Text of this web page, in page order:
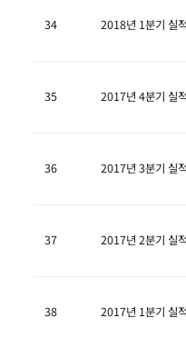
34 2018년 1분기 실
35 2017년 4분기 실
36 2017년 3분기 실
37 2017년 2분기 실
38 2017년 1분기 실